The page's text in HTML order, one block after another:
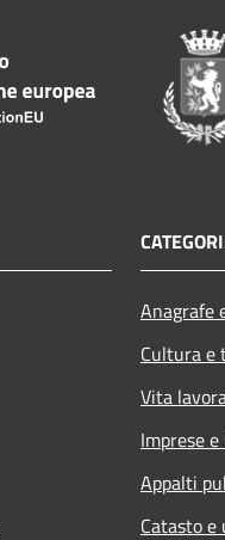
Anagrafe
Cultura e
Vita
Imprese
Appalti
Catasto